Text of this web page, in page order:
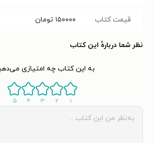
قیمت کتاب ۱۵۰۰۰۰ تومان
نظر شما دربارهٔ این کتاب
به این کتاب چه امتیازی
۱ ۲ ۳ ۴ ۵